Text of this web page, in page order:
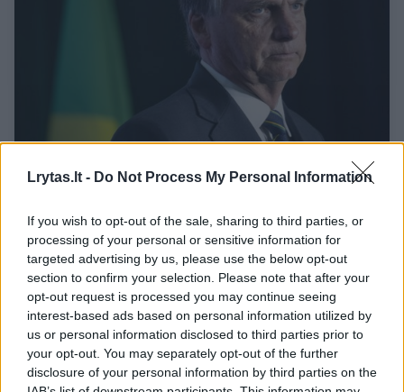
Lrytas.lt - Do Not Process My Personal Information
If you wish to opt-out of the sale, sharing to third parties, or
processing of your personal or sensitive information for
targeted advertising by us, please use the below opt-out
section to confirm your selection. Please note that after your
opt-out request is processed you may continue seeing
interest-based ads based on personal information utilized by
us or personal information disclosed to third parties prior to
your opt-out. You may separately opt-out of the further
disclosure of your personal information by third parties on the
Iš nuteisto Brazilijos prezidento sūnaus –
rinkimuose
Pasaulis 2025-12-25